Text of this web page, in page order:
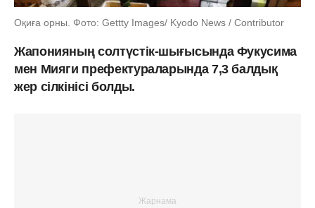
Оқиға орны. Фото: Gettty Images/ Kyodo News / Contributor
Жапонияның солтүстік-шығысында Фукусима
мен Мияги префектураларында 7,3 балдық
жер сілкінісі болды.